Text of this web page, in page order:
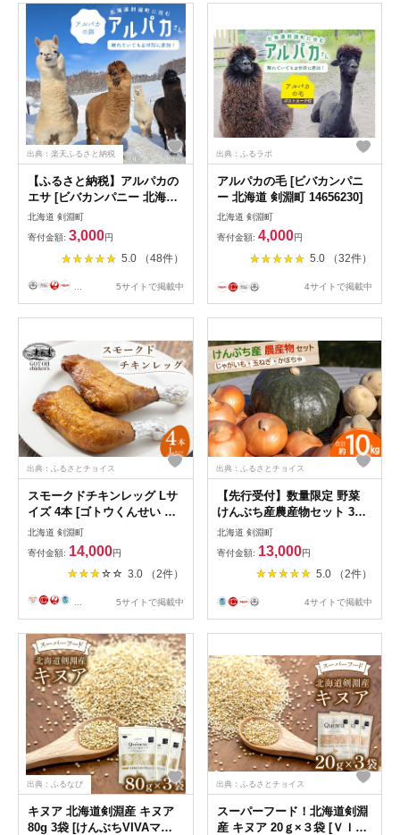
出典：楽天ふるさと納税
【ふるさと納税】アルパカの
エサ [ビバカンパニー 北海道
剣淵町 14656231]
北海道 剣淵町
寄付金額: 3,000円
5.0 （48件）
5サイトで掲載中
出典：ふるラボ
アルパカの毛 [ビバカンパニ
ー 北海道 剣淵町 14656230]
北海道 剣淵町
寄付金額: 4,000円
5.0 （32件）
4サイトで掲載中
出典：ふるさとチョイス
スモークドチキンレッグ Lサ
イズ 4本 [ゴトウくんせい 北
海道 剣淵町 14656363] 燻製
スモーク チキン スモークチ
キン レッグ スモークレッグ
冷蔵 若鶏 鶏肉 モモ肉 もも
もも肉
北海道 剣淵町
寄付金額: 14,000円
3.0 （2件）
5サイトで掲載中
出典：ふるさとチョイス
【先行受付】数量限定 野菜
けんぶち産農産物セット 3種
計10kg [剣淵・生命を育てる
大地の会 北海道 剣淵町
14656147] じゃがいも 玉ねぎ
かぼちゃ 野菜セット
北海道 剣淵町
寄付金額: 13,000円
5.0 （2件）
4サイトで掲載中
出典：ふるなび
キヌア 北海道剣淵産 キヌア
80g 3袋 [けんぶちVIVAマル
出典：ふるさとチョイス
スーパーフード！北海道剣淵
産 キヌア 20ｇ×３袋 [ＶＩＶ